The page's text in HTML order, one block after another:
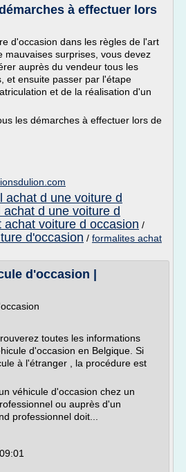
à effectuer lors
d'occasion dans les règles de l'art
mauvaises surprises, vous devez
auprès du vendeur tous les
et ensuite passer par l'étape
et de la réalisation d'un
les démarches à effectuer lors de
achat d une voiture d
achat d une voiture d
achat voiture d occasion /
d'occasion / formalites achat
d'occasion |
toutes les informations
d'occasion en Belgique. Si
à l'étranger , la procédure est
véhicule d'occasion chez un
ou auprès d'un
professionnel doit...